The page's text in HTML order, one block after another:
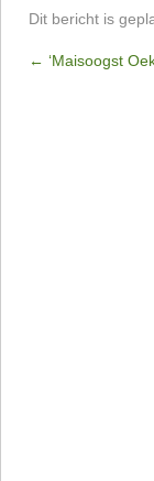
Dit bericht is
← ‘Maisoogst